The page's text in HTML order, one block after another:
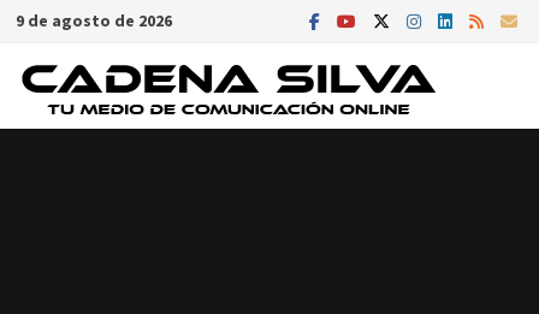
Saltar
contenido
9 de agosto de 2026